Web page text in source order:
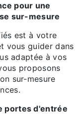
sur-mesure
vous guider dans
adaptée à vos
proposons
sur-mesure